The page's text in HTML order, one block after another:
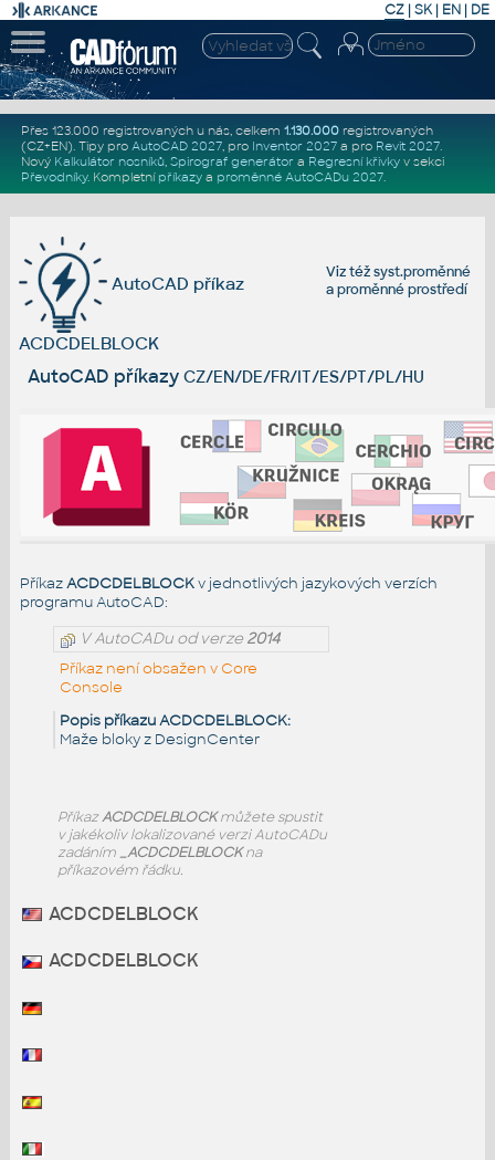
CZ | SK| EN | DE
Přes 123.000 registrovaných u nás, celkem 1.130.000registrovaných
(CZ+EN). Tipy pro AutoCAD 2027, pro Inventor 2027a pro Revit 2027.
Nový Kalkulátor nosníků, Spirograf generátor a Regresní křivkyv sekci
Převodníky. Kompletní příkazya proměnné AutoCADu 2027.
Viz téžsyst.proměnné
aproměnné prostředí
AutoCAD příkaz
ACDCDELBLOCK
AutoCAD příkazy CZ/EN/DE/FR/IT/ES/PT/PL/HU
PříkazACDCDELBLOCKv jednotlivých jazykových verzích
programu AutoCAD:
V AutoCADu od verze2014
Příkaz není obsažen v Core
Console
Popis příkazu ACDCDELBLOCK:
Maže bloky z DesignCenter
PříkazACDCDELBLOCKmůžete spustit
v jakékoliv lokalizované verzi AutoCADu
zadáním _ACDCDELBLOCKna
příkazovém řádku.
ACDCDELBLOCK
ACDCDELBLOCK